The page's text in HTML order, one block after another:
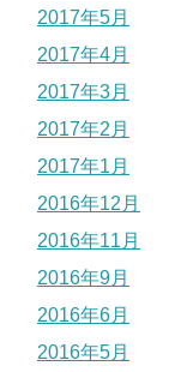
2017年5月
2017年4月
2017年3月
2017年2月
2017年1月
2016年12月
2016年11月
2016年9月
2016年6月
2016年5月